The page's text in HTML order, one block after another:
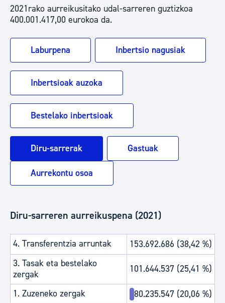
2021rako aurreikusitako udal-sarreren guztizkoa
400.001.417,00 eurokoa da.
Laburpena Inbertsio nagusiak
Inbertsioak auzoka
Bestelako inbertsioak
Diru-sarrerak Gastuak
Aurrekontu osoa
Diru-sarreren aurreikuspena (2021)
4. Transferentzia arruntak
153.692.686 (38,42 %)
3. Tasak eta bestelako
zergak
101.644.537 (25,41 %)
1. Zuzeneko zergak
80.235.547 (20,06 %)